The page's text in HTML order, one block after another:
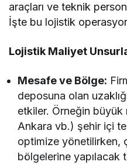
araçları ve teknik
İşte bu lojistik
Lojistik Maliyet
Mesafe ve Bölge:
deposuna olan
etkiler. Örneğin
Ankara vb.) şehir içi
optimize yönetilirken,
bölgelerine yapılacak